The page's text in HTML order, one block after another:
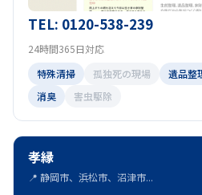
TEL: 0120-538-239
24時間365日対応
特殊清掃
孤独死の現場 遺品整
消臭
害虫駆除
孝縁
📍 静岡市、浜松市、沼津市...